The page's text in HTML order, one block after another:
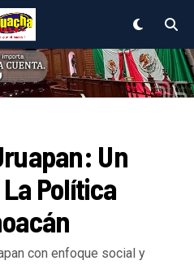
Un
Política
con enfoque social y